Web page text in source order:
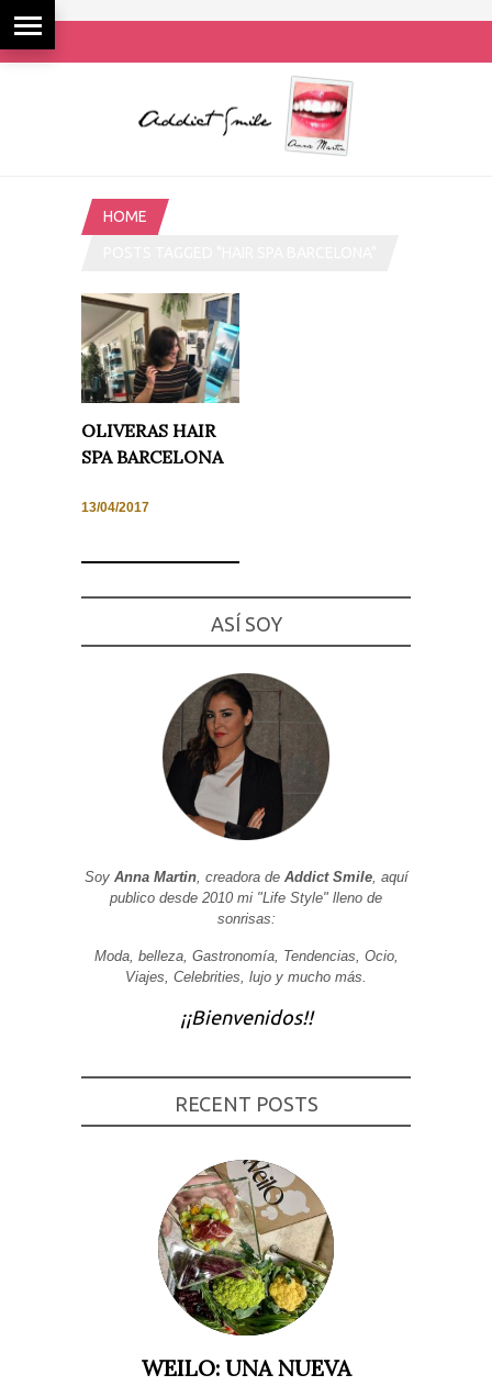
HOME
OLIVERAS HAIR
SPA BARCELONA
13/04/2017
ASÍ SOY
Soy Anna Martin, creadora de Addict Smile, aquí
publico desde 2010 mi "Life Style" lleno de
sonrisas:
Moda, belleza, Gastronomía, Tendencias, Ocio,
Viajes, Celebrities, lujo y mucho más.
¡¡Bienvenidos!!
RECENT POSTS
WEILO: UNA NUEVA
Estadísticas
y estructura
de la web, en
base a cómo
mejor posible
rechaza estas